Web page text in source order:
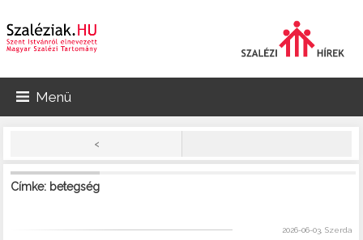
Menü
<
Címke: betegség
2026-06-03, Szerda